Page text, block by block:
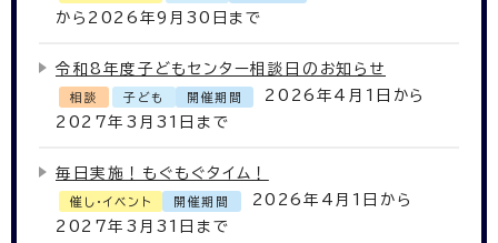
から2026年9月30日まで
令和8年度子どもセンター相談日のお知らせ
相談 子ども 開催期間
2026年4月1日から
2027年3月31日まで
毎日実施！もぐもぐタイム！
催し・イベント 開催期間
2026年4月1日から
2027年3月31日まで